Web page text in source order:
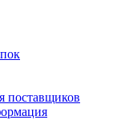
поставщиков